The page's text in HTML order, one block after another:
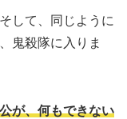
して、同じように
鬼殺隊に入りま
が、何もできない